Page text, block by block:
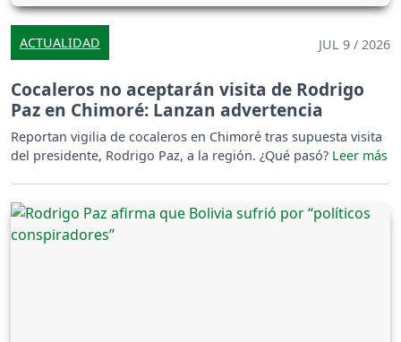
ACTUALIDAD JUL 9 / 2026
Cocaleros no aceptarán visita de Rodrigo
Paz en Chimoré: Lanzan advertencia
Reportan vigilia de cocaleros en Chimoré tras supuesta visita
del presidente, Rodrigo Paz, a la región. ¿Qué pasó?